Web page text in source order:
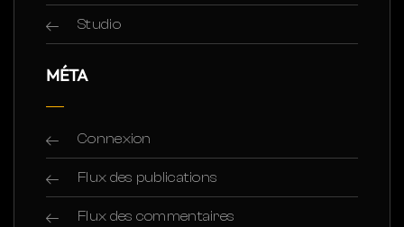
Studio
MÉTA
Connexion
Flux des publications
Flux des commentaires